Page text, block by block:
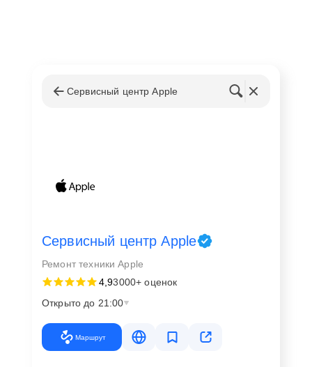
Сервисный центр Apple
Сервисный центр Apple
Ремонт техники Apple
4,93000+ оценок
Открыто до 21:00
Маршрут